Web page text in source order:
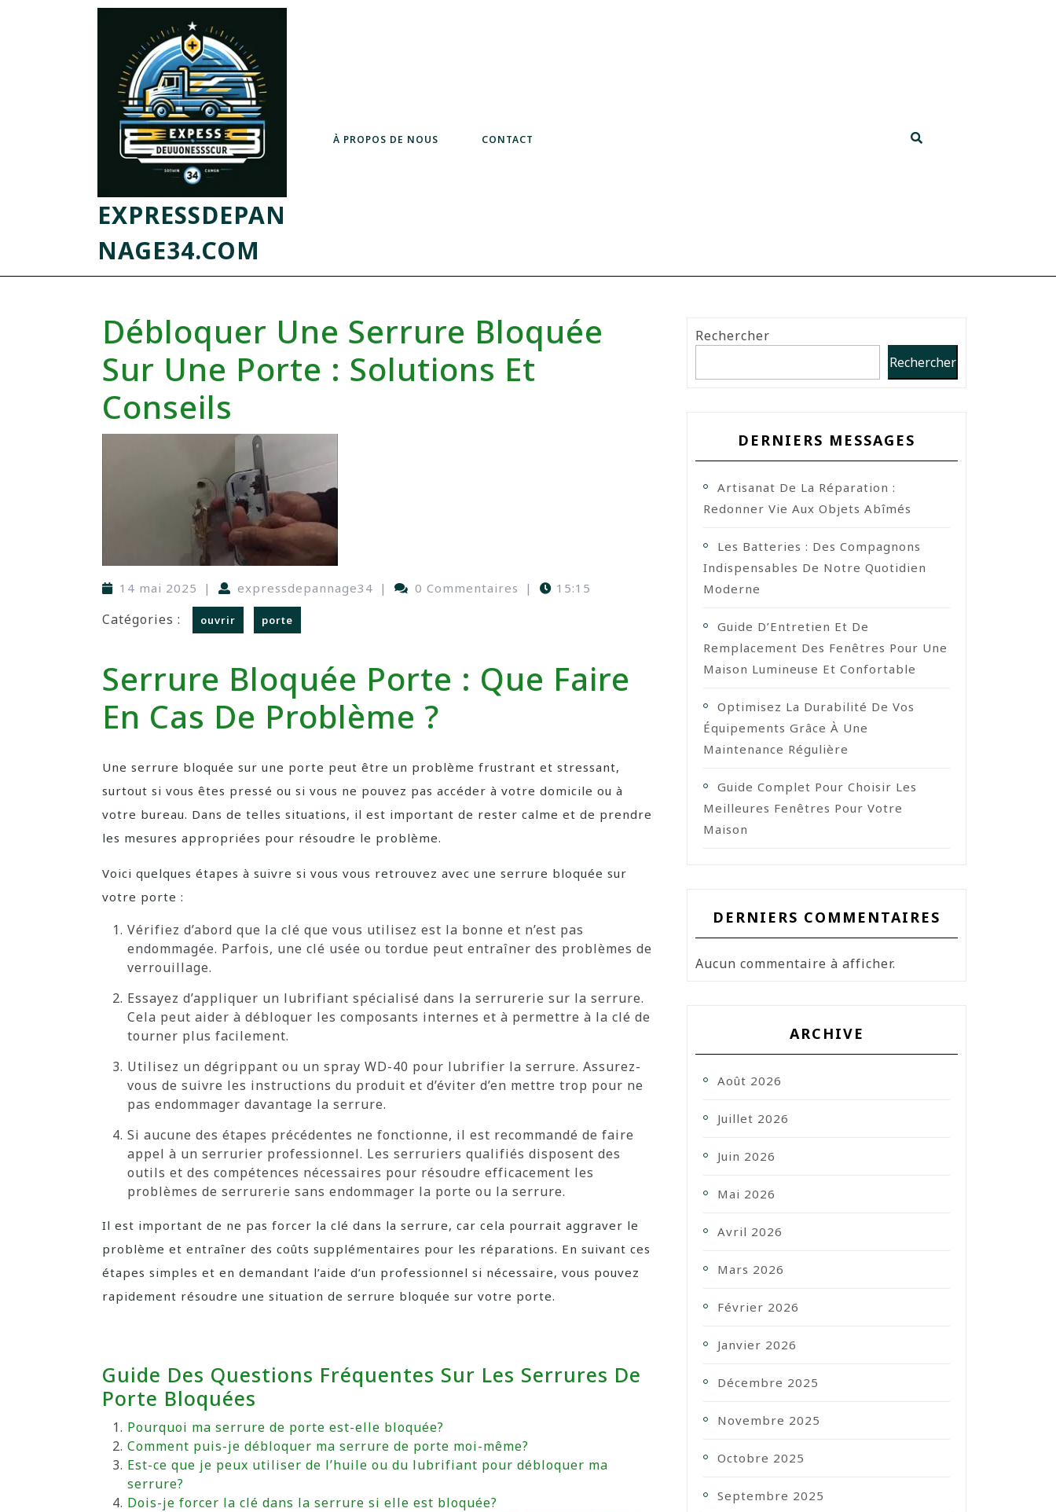
EXPRESSDEPAN
NAGE34.COM
À PROPOS DE NOUS CONTACT
Débloquer Une Serrure Bloquée
Sur Une Porte : Solutions Et
Conseils
14 mai 2025 | expressdepannage34 | 0 Commentaires | 15:15
Catégories : ouvrir porte
Serrure Bloquée Porte : Que Faire
En Cas De Problème ?
Une serrure bloquée sur une porte peut être un problème frustrant et stressant,
surtout si vous êtes pressé ou si vous ne pouvez pas accéder à votre domicile ou à
votre bureau. Dans de telles situations, il est important de rester calme et de prendre
les mesures appropriées pour résoudre le problème.
Voici quelques étapes à suivre si vous vous retrouvez avec une serrure bloquée sur
votre porte :
Vérifiez d’abord que la clé que vous utilisez est la bonne et n’est pas
endommagée. Parfois, une clé usée ou tordue peut entraîner des problèmes de
verrouillage.
Essayez d’appliquer un lubrifiant spécialisé dans la serrurerie sur la serrure.
Cela peut aider à débloquer les composants internes et à permettre à la clé de
tourner plus facilement.
Utilisez un dégrippant ou un spray WD-40 pour lubrifier la serrure. Assurez-
vous de suivre les instructions du produit et d’éviter d’en mettre trop pour ne
pas endommager davantage la serrure.
Si aucune des étapes précédentes ne fonctionne, il est recommandé de faire
appel à un serrurier professionnel. Les serruriers qualifiés disposent des
outils et des compétences nécessaires pour résoudre efficacement les
problèmes de serrurerie sans endommager la porte ou la serrure.
Il est important de ne pas forcer la clé dans la serrure, car cela pourrait aggraver le
problème et entraîner des coûts supplémentaires pour les réparations. En suivant ces
étapes simples et en demandant l’aide d’un professionnel si nécessaire, vous pouvez
rapidement résoudre une situation de serrure bloquée sur votre porte.
Guide Des Questions Fréquentes Sur Les Serrures De
Porte Bloquées
Pourquoi ma serrure de porte est-elle bloquée?
Comment puis-je débloquer ma serrure de porte moi-même?
Est-ce que je peux utiliser de l’huile ou du lubrifiant pour débloquer ma
serrure?
Dois-je forcer la clé dans la serrure si elle est bloquée?
Rechercher
Rechercher
DERNIERS MESSAGES
Artisanat De La Réparation :
Redonner Vie Aux Objets Abîmés
Les Batteries : Des Compagnons
Indispensables De Notre Quotidien
Moderne
Guide D’Entretien Et De
Remplacement Des Fenêtres Pour Une
Maison Lumineuse Et Confortable
Optimisez La Durabilité De Vos
Équipements Grâce À Une
Maintenance Régulière
Guide Complet Pour Choisir Les
Meilleures Fenêtres Pour Votre
Maison
DERNIERS COMMENTAIRES
Aucun commentaire à afficher.
ARCHIVE
Août 2026
Juillet 2026
Juin 2026
Mai 2026
Avril 2026
Mars 2026
Février 2026
Janvier 2026
Décembre 2025
Novembre 2025
Octobre 2025
Septembre 2025